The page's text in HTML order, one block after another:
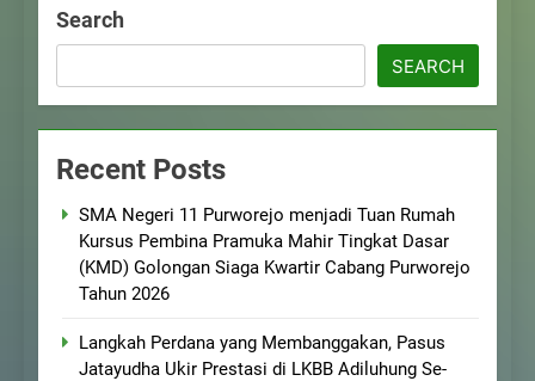
Search
SEARCH
Recent Posts
SMA Negeri 11 Purworejo menjadi Tuan Rumah
Kursus Pembina Pramuka Mahir Tingkat Dasar
(KMD) Golongan Siaga Kwartir Cabang Purworejo
Tahun 2026
Langkah Perdana yang Membanggakan, Pasus
Jatayudha Ukir Prestasi di LKBB Adiluhung Se-